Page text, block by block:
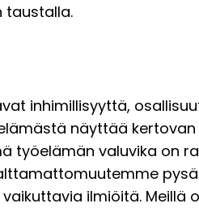
taustalla.
inhimillisyyttä,
näyttää
työelämän valuvika on
ilmiöitä. Meillä